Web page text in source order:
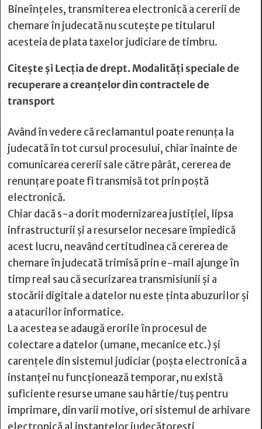
Bineînțeles, transmiterea electronică a cererii de
chemare în judecată nu scutește pe titularul
acesteia de plata taxelor judiciare de timbru.
Citește șiLecția de drept. Modalități speciale de
recuperare a creanțelor din contractele de
transport
Având în vedere că reclamantul poate renunța la
judecată în tot cursul procesului, chiar înainte de
comunicarea cererii sale către pârât, cererea de
renunțare poate fi transmisă tot prin poștă
electronică.
Chiar dacă s-a dorit modernizarea justiției, lipsa
infrastructurii și a resurselor necesare împiedică
acest lucru, neavând certitudinea că cererea de
chemare în judecată trimisă prin e-mail ajunge în
timp real sau că securizarea transmisiunii și a
stocării digitale a datelor nu este ținta abuzurilor și
a atacurilor informatice.
La acestea se adaugă erorile în procesul de
colectare a datelor (umane, mecanice etc.) și
carențele din sistemul judiciar (poșta electronică a
instanței nu funcționează temporar, nu există
suficiente resurse umane sau hârtie/tuș pentru
imprimare, din varii motive, ori sistemul de arhivare